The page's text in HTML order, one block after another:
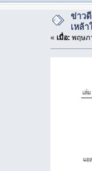
ข่าว
เหล้
« เมื่อ: พฤษภ